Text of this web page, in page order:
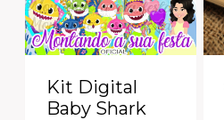
Kit Digital
Baby Shark